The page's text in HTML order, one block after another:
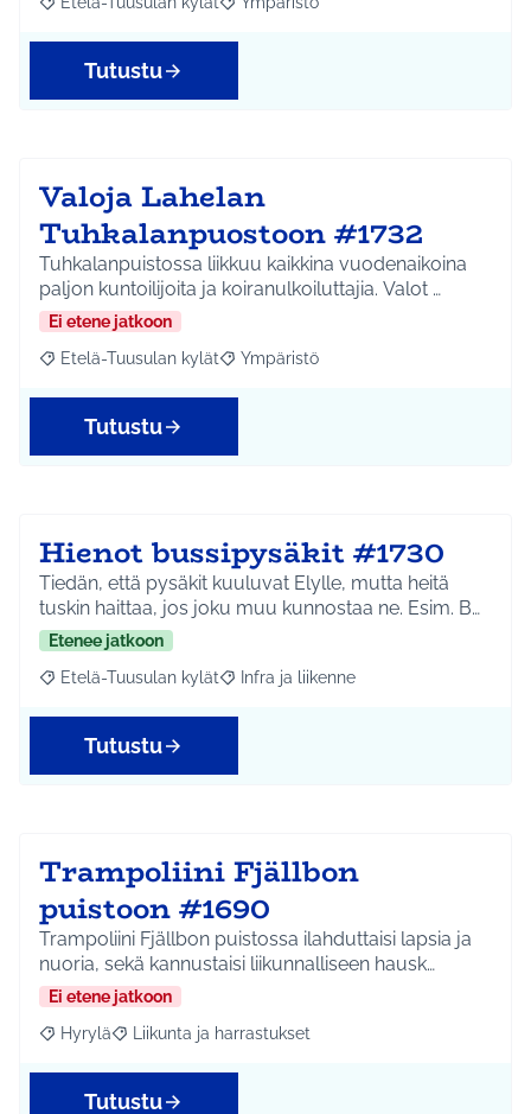
Rajaa tulokset aihepiirin mukaan: Etelä-Tuusulan kylät
Rajaa tulokset teeman mukaan:
Tutustu
Valoja Lahelan
Tuhkalanpuostoon #1732
Tuhkalanpuistossa liikkuu kaikkina vuodenaikoina
paljon kuntoilijoita ja koiranulkoiluttajia. Valot …
Ei etene jatkoon
Rajaa tulokset aihepiirin mukaan: Etelä-Tuusulan kylät
Etelä-Tuusulan kylät Rajaa tulokset teeman mukaan:
Ympäristö
Tutustu
Hienot bussipysäkit #1730
Tiedän, että pysäkit kuuluvat Elylle, mutta heitä
tuskin haittaa, jos joku muu kunnostaa ne. Esim. B…
Etenee jatkoon
Rajaa tulokset aihepiirin mukaan: Etelä-Tuusulan kylät
Etelä-Tuusulan kylät Rajaa tulokset teeman mukaan: Infra ja
Infra ja liikenne
Tutustu
Trampoliini Fjällbon
puistoon #1690
Trampoliini Fjällbon puistossa ilahduttaisi lapsia ja
nuoria, sekä kannustaisi liikunnalliseen hausk…
Ei etene jatkoon
Rajaa tulokset aihepiirin mukaan: Hyrylä
Hyrylä Rajaa tulokset teeman mukaan: Liikunta ja
Liikunta ja harrastukset
Tutustu